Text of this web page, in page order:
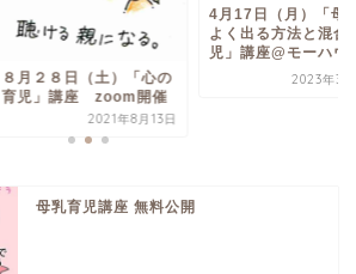
８月２８日（土）「心の
育児」講座 zoom開催
2021年8月13日
4月17日（月）「母
よく出る方法と混合
児」講座@モーハウ
2023年3
母乳育児講座 無料公開